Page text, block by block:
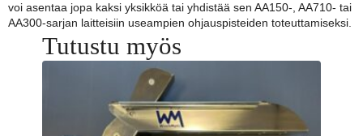
voi asentaa jopa kaksi yksikköä tai yhdistää sen AA150-, AA710- tai
AA300-sarjan laitteisiin useampien ohjauspisteiden toteuttamiseksi.
Tutustu myös